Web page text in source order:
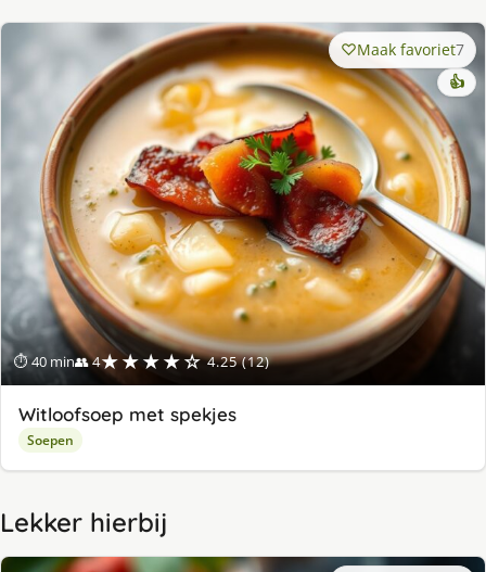
⏱ 40 min👥 4★★★★☆ 4.25 (12)
Maak favoriet7
👍
Witloofsoep met spekjes
Soepen
Lekker hierbij